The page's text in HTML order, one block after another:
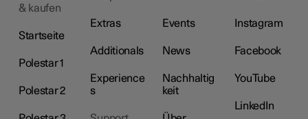
& kaufen
Startseite
Polestar 1
Polestar 2
Extras
Additionals
Experience
s
Events
News
Nachhaltig
keit
Instagram
Facebook
YouTube
LinkedIn